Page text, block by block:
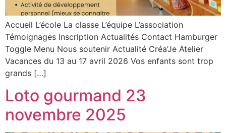
Accueil L’école La classe L’équipe L’association
Témoignages Inscription Actualités Contact Hamburger
Toggle Menu Nous soutenir Actualité Créa’Je Atelier
Vacances du 13 au 17 avril 2026 Vos enfants sont trop
grands […]
Loto gourmand 23
novembre 2025